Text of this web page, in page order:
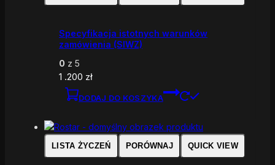
Specyfikacja istotnych warunków
zamówienia (SIWZ)
0 z 5
1 .200 zł
DODAJ DO KOSZYKA
LISTA ŻYCZEŃ PORÓWNAJ QUICK VIEW